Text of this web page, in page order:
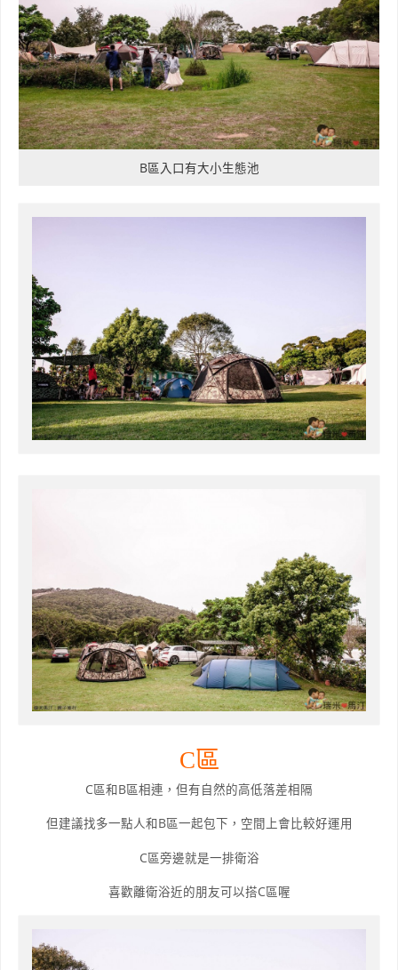
B區入口有大小生態池
C區
C區和B區相連，但有自然的高低落差相隔
但建議找多一點人和B區一起包下，空間上會比較好運用
C區旁邊就是一排衛浴
喜歡離衛浴近的朋友可以搭C區喔